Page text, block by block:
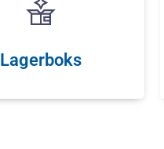
Lagerboks